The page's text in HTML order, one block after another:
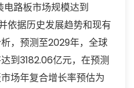
路板市场规模达到
依据历史发展趋势和现有
，预测至2029年，全球
到3182.06亿元，在预测
场年复合增长率预估为